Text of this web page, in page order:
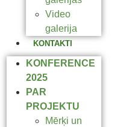
Video
galerija
KONTAKTI
KONFERENCE
2025
PAR
PROJEKTU
Mērķi un